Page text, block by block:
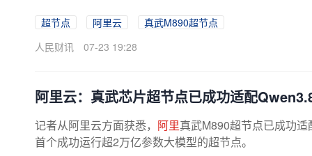
超节点 阿里云
真武M890超节点
人民财讯
07-23 19:28
阿里云：真武芯片超节点已成功适配
记者从阿里云方面获悉， 阿里真武M890超节点已成功
首个成功运行超2万亿参数大模型的超节点。